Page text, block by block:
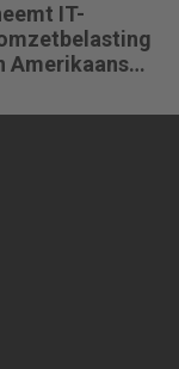
IT-
Amerikaans